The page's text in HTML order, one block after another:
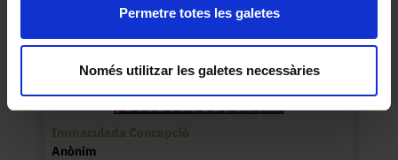
Permetre totes les galetes
Només utilitzar les galetes necessàries
Immaculada Concepció
Anònim